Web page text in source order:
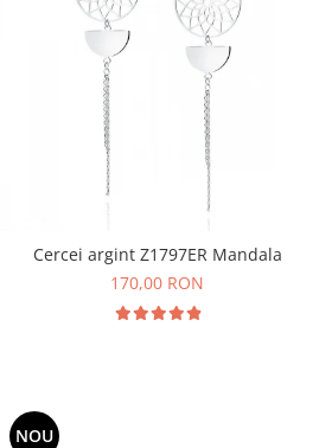
Cercei argint Z1797ER Mandala
170,00 RON
NOU